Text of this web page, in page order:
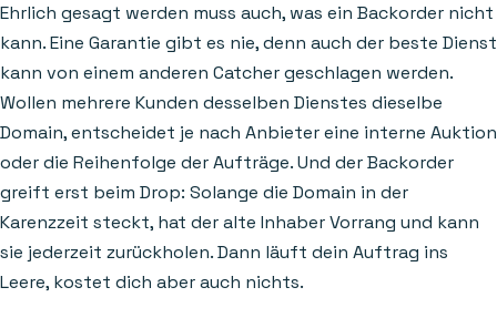
Ehrlich gesagt werden muss auch, was ein Backorder nicht
kann. Eine Garantie gibt es nie, denn auch der beste Dienst
kann von einem anderen Catcher geschlagen werden.
Wollen mehrere Kunden desselben Dienstes dieselbe
Domain, entscheidet je nach Anbieter eine interne Auktion
oder die Reihenfolge der Aufträge. Und der Backorder
greift erst beim Drop: Solange die Domain in der
Karenzzeit steckt, hat der alte Inhaber Vorrang und kann
sie jederzeit zurückholen. Dann läuft dein Auftrag ins
Leere, kostet dich aber auch nichts.